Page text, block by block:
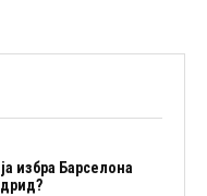
избра Барселона